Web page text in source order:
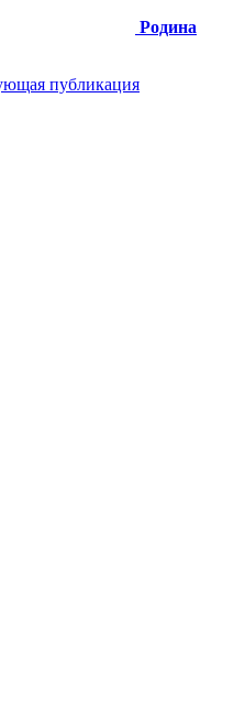
Родина
публикация